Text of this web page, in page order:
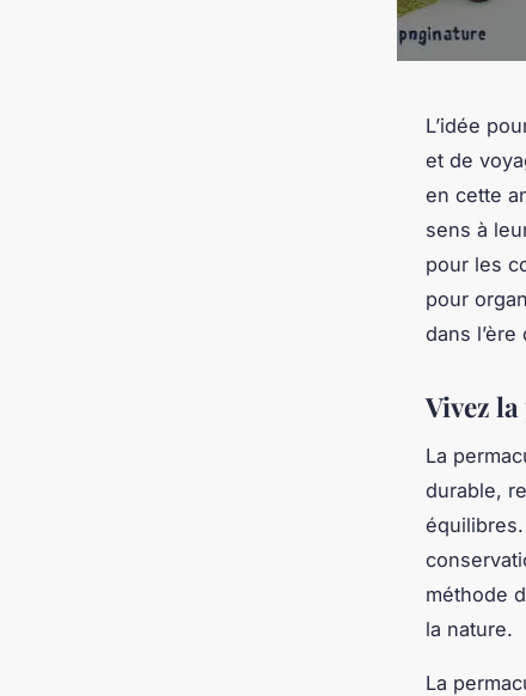
L’idée
et de
en cette
sens à
pour les
pour
dans l’ère
Vivez
La
durable,
méthode
la nature.
La